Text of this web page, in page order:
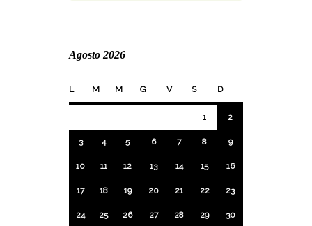
Agosto 2026
L M M G V S D
1 2
3 4 5 6 7 8 9
10 11 12 13 14 15 16
17 18 19 20 21 22 23
24 25 26 27 28 29 30